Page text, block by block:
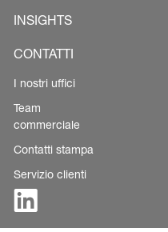
INSIGHTS
CONTATTI
I nostri uffici
Team
commerciale
Contatti stampa
Servizio clienti